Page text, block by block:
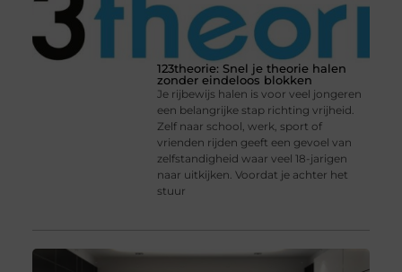
123theorie: Snel je theorie halen
zonder eindeloos blokken
Je rijbewijs halen is voor veel jongeren
een belangrijke stap richting vrijheid.
Zelf naar school, werk, sport of
vrienden rijden geeft een gevoel van
zelfstandigheid waar veel 18-jarigen
naar uitkijken. Voordat je achter het
stuur